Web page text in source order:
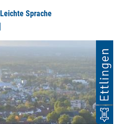
Leichte Sprache